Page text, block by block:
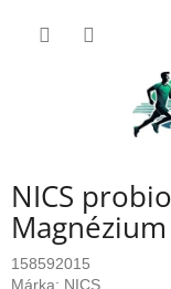
NICS
Magnézium
158592015
Márka: NICS